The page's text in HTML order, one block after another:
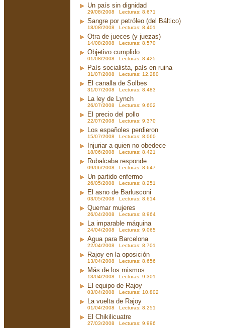
Un país sin dignidad
29/08/2008 Lecturas: 8.671
Sangre por petróleo (del Báltico)
18/08/2008 Lecturas: 8.401
Otra de jueces (y juezas)
14/08/2008 Lecturas: 8.570
Objetivo cumplido
01/08/2008 Lecturas: 8.425
País socialista, país en ruina
31/07/2008 Lecturas: 12.280
El canalla de Solbes
31/07/2008 Lecturas: 8.483
La ley de Lynch
26/07/2008 Lecturas: 9.602
El precio del pollo
22/07/2008 Lecturas: 9.370
Los españoles perdieron
15/07/2008 Lecturas: 8.060
Injuriar a quien no obedece
18/06/2008 Lecturas: 8.421
Rubalcaba responde
09/06/2008 Lecturas: 8.647
Un partido enfermo
26/05/2008 Lecturas: 8.251
El asno de Barlusconi
03/05/2008 Lecturas: 8.614
Quemar mujeres
26/04/2008 Lecturas: 8.964
La imparable máquina
24/04/2008 Lecturas: 9.065
Agua para Barcelona
22/04/2008 Lecturas: 8.701
Rajoy en la oposición
13/04/2008 Lecturas: 8.656
Más de los mismos
13/04/2008 Lecturas: 9.301
El equipo de Rajoy
03/04/2008 Lecturas: 10.802
La vuelta de Rajoy
01/04/2008 Lecturas: 8.251
El Chikilicuatre
27/03/2008 Lecturas: 9.996